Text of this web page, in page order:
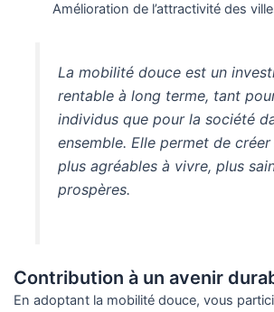
Amélioration de l’attractivité des
La mobilité douce est un
rentable à long terme, tant
individus que pour la société
ensemble. Elle permet de
plus agréables à vivre, plus
prospères.
Contribution à un avenir
En adoptant la mobilité douce, vous